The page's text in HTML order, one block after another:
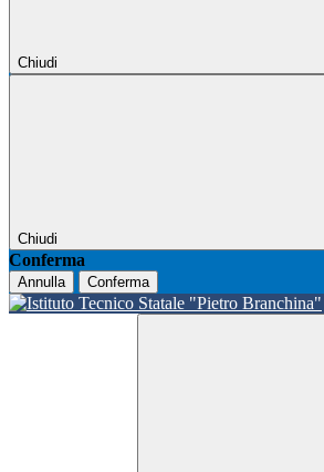
Chiudi
Chiudi
Conferma
Annulla Conferma